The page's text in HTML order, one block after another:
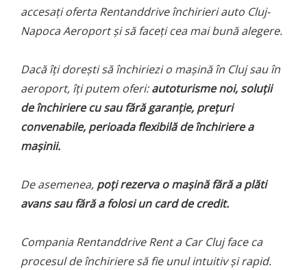
accesaţi oferta Rentanddrive închirieri auto Cluj-
Napoca Aeroport şi să faceţi cea mai bună alegere.
Dacă îţi doreşti să închiriezi o maşină în Cluj sau în
aeroport, îţi putem oferi:autoturisme noi, soluţii
de închiriere cu sau fără garanţie, preţuri
convenabile, perioada flexibilă de închiriere a
maşinii.
De asemenea, poţi rezerva o maşină fără a plăti
avans sau fără a folosi un card de credit.
Compania Rentanddrive Rent a Car Cluj face ca
procesul de închiriere să fie unul intuitiv şi rapid.